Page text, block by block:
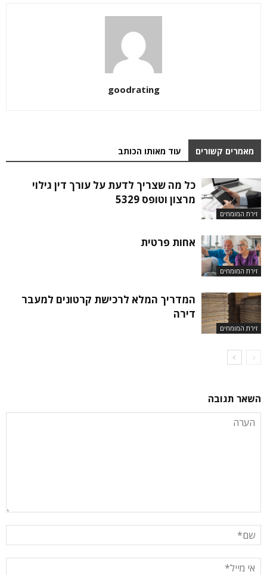
goodrating
מאמרים קשורים עוד מאותו הכותב
זירת המומחים
כל מה שצריך לדעת על עורך דין גילוי
מרצון וטופס 5329
זירת המומחים
אחות פרטית
זירת המומחים
המדריך המלא לרכישת קרטונים למעבר
דירה
השאר תגובה